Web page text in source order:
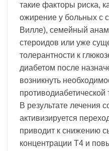
такие факторы риска,
ожирение у больных
Вилле), семейный
стероидов или уже
толерантности к
диабетом после
возникнуть
противодиабетической
В результате лечения
активизируется
приводит к снижению
концентрации Т4 и